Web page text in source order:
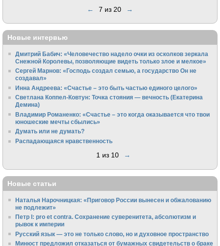
← 7 из 20 →
Новые интервью
Дмитрий Бабич: «Человечество надело очки из осколков зеркала
Снежной Королевы, позволяющие видеть только злое и мелкое»
Сергей Марнов: «Господь создал семью, а государство Он не
создавал»
Инна Андреева: «Счастье – это быть частью единого целого»
Светлана Коппел-Ковтун: Точка стояния — вечность (Екатерина
Демина)
Владимир Романенко: «Счастье – это когда оказывается что твои
юношеские мечты сбылись»
Думать или не думать?
Распадающаяся нравственность
1 из 10 →
Новые статьи
Наталья Нарочницкая: «Приговор России вынесен и обжалованию
не подлежит»
Петр I: pro et contra. Сохранение суверенитета, абсолютизм и
рывок к империи
Русский язык — это не только слово, но и духовное пространство
Минюст предложил отказаться от бумажных свидетельств о браке